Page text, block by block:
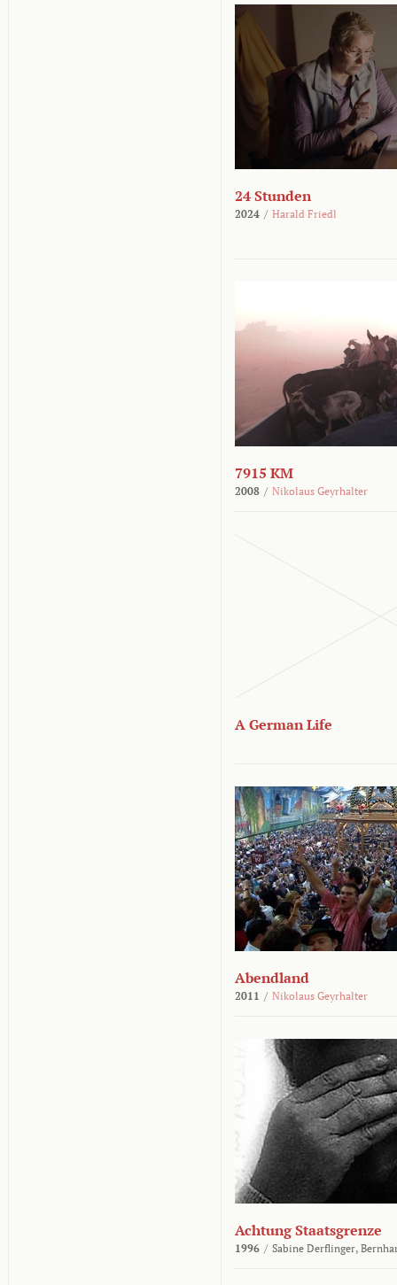
24 Stunden
2024 / Harald Friedl
7915 KM
2008 / Nikolaus Geyrhalter
A German Life
Abendland
2011 / Nikolaus Geyrhalter
Achtung Staatsgrenze
1996 / Sabine Derflinger,